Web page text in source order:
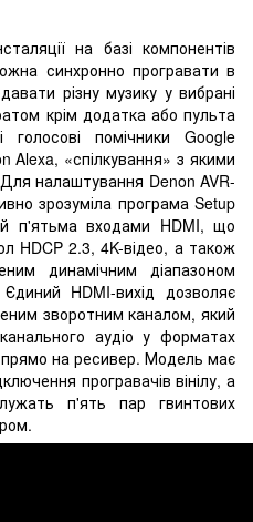
на базі компонентів
синхронно програвати в
різну музику у вибрані
крім додатка або пульта
голосові помічники Google
Alexa, «спілкування» з якими
налаштування Denon AVR-
зрозуміла програма Setup
п'ятьма входами HDMI, що
HDCP 2.3, 4K-відео, а також
динамічним діапазоном
HDMI-вихід дозволяє
зворотним каналом, який
аудіо у форматах
прямо на ресивер. Модель має
програвачів вінілу, а
п'ять пар гвинтових